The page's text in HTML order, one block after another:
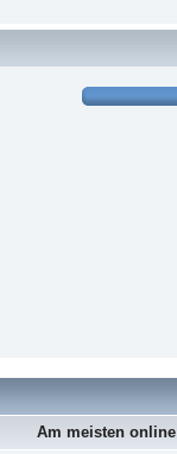
Am meisten online